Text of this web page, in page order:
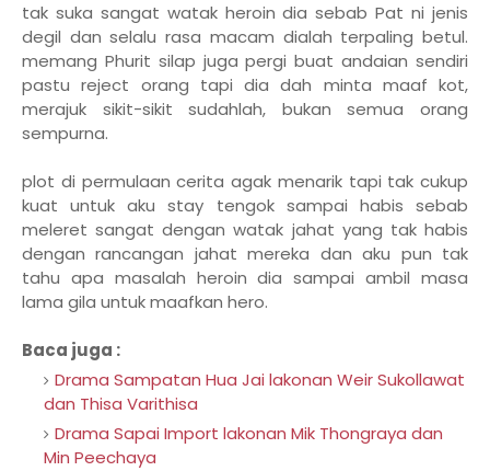
tak suka sangat watak heroin dia sebab Pat ni jenis
degil dan selalu rasa macam dialah terpaling betul.
memang Phurit silap juga pergi buat andaian sendiri
pastu reject orang tapi dia dah minta maaf kot,
merajuk sikit-sikit sudahlah, bukan semua orang
sempurna.
plot di permulaan cerita agak menarik tapi tak cukup
kuat untuk aku stay tengok sampai habis sebab
meleret sangat dengan watak jahat yang tak habis
dengan rancangan jahat mereka dan aku pun tak
tahu apa masalah heroin dia sampai ambil masa
lama gila untuk maafkan hero.
Baca juga :
Drama Sampatan Hua Jai lakonan Weir Sukollawat
dan Thisa Varithisa
Drama Sapai Import lakonan Mik Thongraya dan
Min Peechaya